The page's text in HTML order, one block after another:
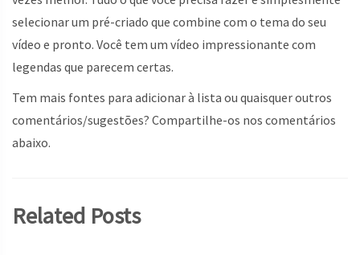
selecionar um pré-criado que combine com o tema do seu
vídeo e pronto. Você tem um vídeo impressionante com
legendas que parecem certas.
Tem mais fontes para adicionar à lista ou quaisquer outros
comentários/sugestões? Compartilhe-os nos comentários
abaixo.
Related Posts